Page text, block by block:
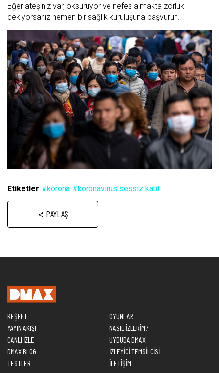
Eğer ateşiniz var, öksürüyor ve nefes almakta zorluk
çekiyorsanız hemen bir sağlık kuruluşuna başvurun.
Etiketler #korona #koronavirüs sessiz katil
PAYLAŞ
KEŞFET
YAYIN AKIŞI
CANLI İZLE
DMAX BLOG
TESTLER
OYUNLAR
NASIL İZLERİM?
UYDUDA DMAX
İZLEYİCİ TEMSİLCİSİ
İLETİŞİM